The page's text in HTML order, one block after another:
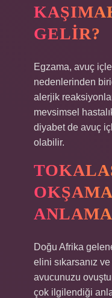
GELIR?
Egzama, avuç
nedenlerinden
alerjik
mevsimsel
diyabet de avuç
olabilir.
Doğu Afrika
elini sıkarsanız ve
avucunuzu
çok ilgilendiği